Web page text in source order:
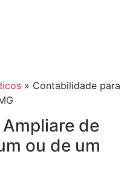
» Contabilidade para
de
ou de um